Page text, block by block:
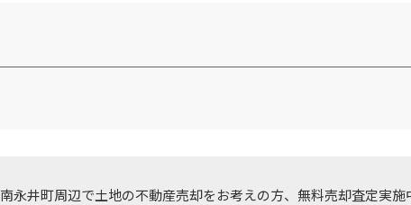
永井町周辺で土地の不動産売却をお考えの方、 無料売却査定実施